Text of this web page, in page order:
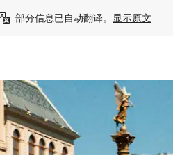
部分信息已自动翻译。 显示原文